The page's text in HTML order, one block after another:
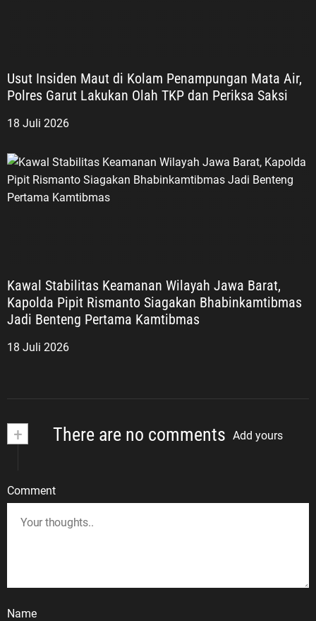
Usut Insiden Maut di Kolam Penampungan Mata Air,
Polres Garut Lakukan Olah TKP dan Periksa Saksi
18 Juli 2026
Kawal Stabilitas Keamanan Wilayah Jawa Barat,
Kapolda Pipit Rismanto Siagakan Bhabinkamtibmas
Jadi Benteng Pertama Kamtibmas
18 Juli 2026
+ There are no comments Add yours
Comment
Name